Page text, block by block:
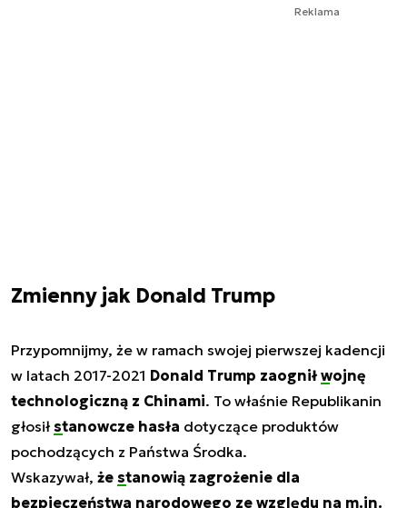
Reklama
Zmienny jak Donald Trump
Przypomnijmy, że w ramach swojej pierwszej kadencji
w latach 2017-2021 Donald Trump zaogniłwojnę
technologiczną z Chinami. To właśnie Republikanin
głosiłstanowcze hasła dotyczące produktów
pochodzących z Państwa Środka.
Wskazywał, że stanowią zagrożenie dla
bezpieczeństwa narodowego ze względu na m.in.